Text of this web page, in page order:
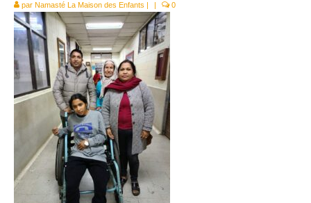
Historique
Le Népal
Documents
Parrainages
Missions 2023
Actualités
Nous contacter
par Namasté La Maison des Enfants | | 0